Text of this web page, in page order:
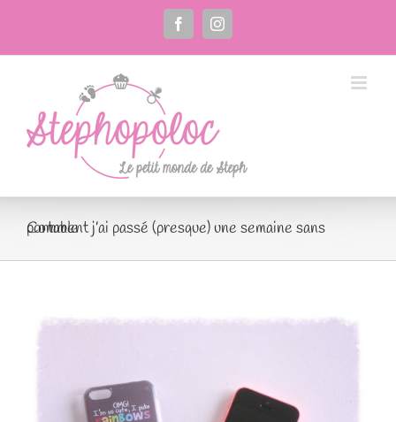
FacebookInstagram
Comment j’ai passé (presque) une semaine sans portable